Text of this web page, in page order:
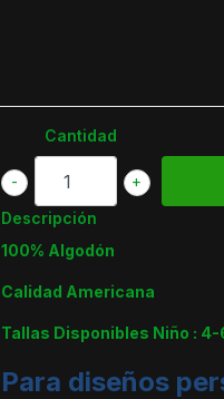
Cantidad
+
-
Descripción
100% Algodón
Calidad Americana
Tallas Disponibles Niño :
Para diseños